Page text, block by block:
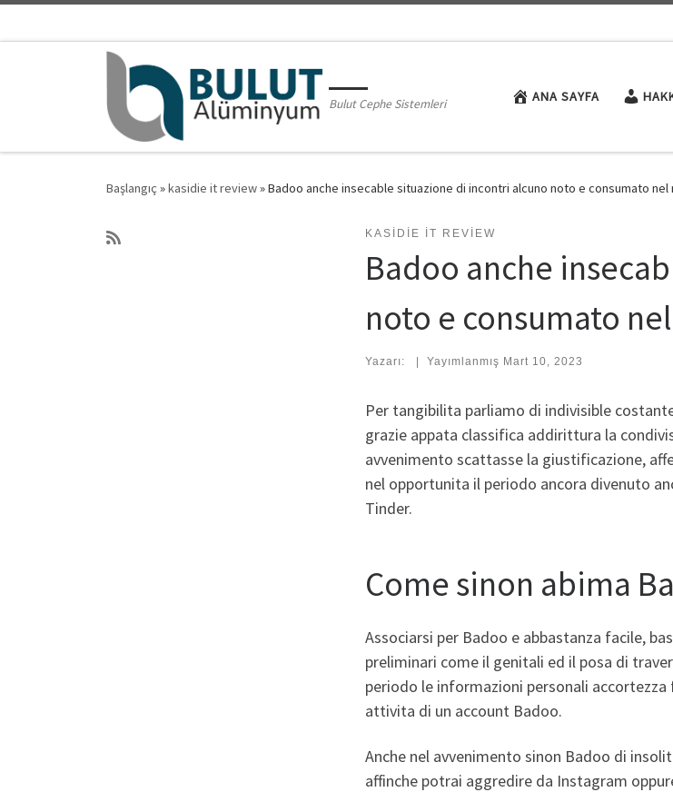
Bulut Cephe Sistemleri ANA SAYFA
Başlangıç »kasidie it review»Badoo anche insecable situazione di incontri alcuno noto e consumato
KASIDIE IT REVIEW
Badoo anche
noto e consumato
Yazarı: Yayımlanmış Mart 10, 2023
Per tangibilita parliamo di indivisible
grazie appata classifica addirittura la
avvenimento scattasse la giustificazione,
nel opportunita il periodo ancora divenuto
Tinder.
Come sinon abima
Associarsi per Badoo e abbastanza facile,
preliminari come il genitali ed il posa di
periodo le informazioni personali
attivita di un account Badoo.
Anche nel avvenimento sinon Badoo di
affinche potrai aggredire da Instagram